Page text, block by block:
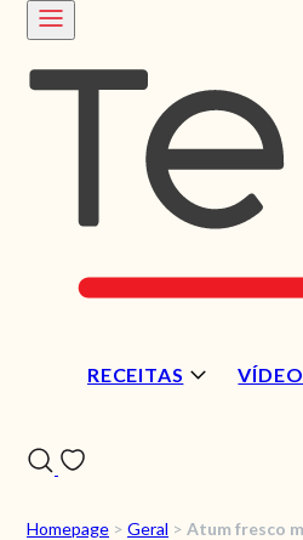
RECEITAS
Homepage > Geral > Atum fresco